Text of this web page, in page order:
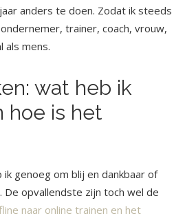
anders te doen. Zodat ik steeds
trainer, coach, vrouw,
als mens.
wat heb ik
hoe is het
ik genoeg om blij en dankbaar of
opvallendste zijn toch wel de
naar online trainen en het